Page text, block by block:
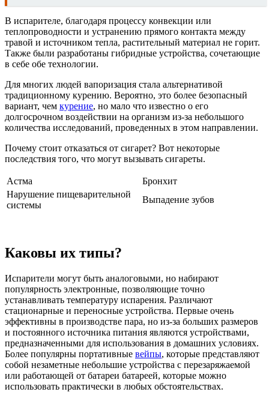
В испарителе, благодаря процессу конвекции или
теплопроводности и устранению прямого контакта между
травой и источником тепла, растительный материал не горит.
Также были разработаны гибридные устройства, сочетающие
в себе обе технологии.
Для многих людей вапоризация стала альтернативой
традиционному курению. Вероятно, это более безопасный
вариант, чем курение, но мало что известно о его
долгосрочном воздействии на организм из-за небольшого
количества исследований, проведенных в этом направлении.
Почему стоит отказаться от сигарет? Вот некоторые
последствия того, что могут вызывать сигареты.
Астма
Бронхит
Нарушение пищеварительной
системы
Выпадение зубов
Каковы их типы?
Испарители могут быть аналоговыми, но набирают
популярность электронные, позволяющие точно
устанавливать температуру испарения. Различают
стационарные и переносные устройства. Первые очень
эффективны в производстве пара, но из-за больших размеров
и постоянного источника питания являются устройствами,
предназначенными для использования в домашних условиях.
Более популярны портативные вейпы, которые представляют
собой незаметные небольшие устройства с перезаряжаемой
или работающей от батареи батареей, которые можно
использовать практически в любых обстоятельствах.